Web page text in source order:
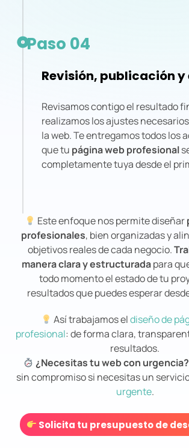
Paso 04
Revisión, publicación
Revisamos contigo el resultado
realizamos los ajustes
la web. Te entregamos todos los
que tu página web profesional
completamente tuya desde el
Este enfoque nos permite diseñar
profesionales, bien organizadas y
objetivos reales de cada negocio.
manera clara y estructuradapara
todo momento el estado de tu
resultados que puedes esperar
Así trabajamos eldiseño de
profesional: de forma clara,
resultados.
¿Necesitas tu web con urgencia?
sin compromiso si necesitas un
urgente.
Solicita tu presupuesto de